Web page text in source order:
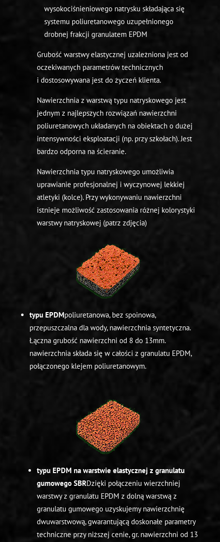
wysokociśnieniowego natrysku składająca się
systemu poliuretanowego uzupełnionego
drobnej frakcji granulatem EPDM
Grubość warstwy elastycznej uzależniona jest od
oczekiwanych parametrów technicznych
i dostosowywana jest do życzeń klienta.
Nawierzchnia z warstwą typu natryskowego jest
jednym z najlepszych rozwiązań nawierzchni
poliuretanowych układanych na obiektach o dużej
intensywności eksploatacji (np. przy szkołach). Jest
bardzo odporna na ścieranie.
Nawierzchnia typu natryskowego umożliwia
uprawianie profesjonalnej i wyczynowej lekkiej
atletyki (kolce). Przy wykonywaniu nawierzchni
istnieje możliwość zastosowania różnej kolorystyki
warstwy natryskowej (patrz zdjęcia)
typu EPDMpoliuretanowa, bez spoinowa,
przepuszczalna dla wody, nawierzchnia syntetyczna.
Łączna grubość nawierzchni od 8 do 13mm.
nawierzchnia składa się w całości z granulatu EPDM,
połączonego klejem poliuretanowym.
typu EPDM na warstwie elastycznej z granulatu
gumowego SBRDzięki połączeniu wierzchniej
warstwy z granulatu EPDM z dolną warstwą z
granulatu gumowego uzyskujemy nawierzchnię
dwuwarstwową, gwarantującą doskonałe parametry
techniczne przy niższej cenie, gr. nawierzchni od 13